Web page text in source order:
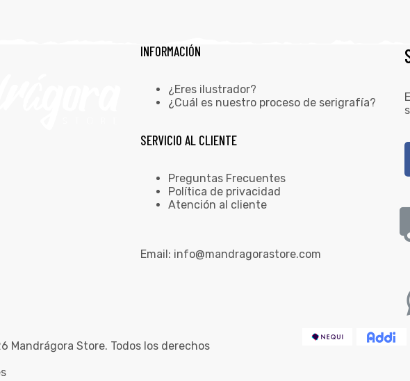
INFORMACIÓN
¿Eres ilustrador?
¿Cuál es nuestro proceso de serigrafía?
SERVICIO AL CLIENTE
Preguntas Frecuentes
Política de privacidad
Atención al cliente
Email: info@mandragorastore.com
Mandrágora Store. Todos los derechos